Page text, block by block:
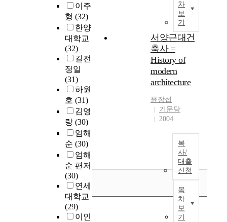
이주
형 (32)
한양
대학교
(32)
길전
정일
(31)
하원
호 (31)
김영
랑 (30)
엄해
순 (30)
엄해
순 편저
(30)
연세
대학교
(29)
이인
차
보
기
서양근대건
축사 =
History of
modern
architecture
윤장섭
기문당
2004
복
사/
대출
신청
목
차
보
기